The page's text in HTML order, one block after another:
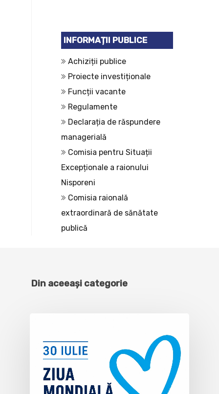
INFORMAȚII PUBLICE
Achiziții publice
Proiecte investiționale
Funcții vacante
Regulamente
Declarația de răspundere
managerială
Comisia pentru Situații
Excepționale a raionului
Nisporeni
Comisia raională
extraordinară de sănătate
publică
Din aceeași categorie